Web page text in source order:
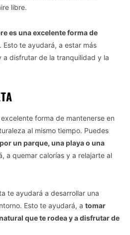
libre.
es una excelente forma de
. Esto te ayudará, a estar más
a disfrutar de la tranquilidad y la
forma de mantenerse en
al mismo tiempo. Puedes
un parque, una playa o una
a quemar calorías y a relajarte al
te ayudará a desarrollar una
Esto te ayudará, a tomar
que te rodea y a disfrutar de